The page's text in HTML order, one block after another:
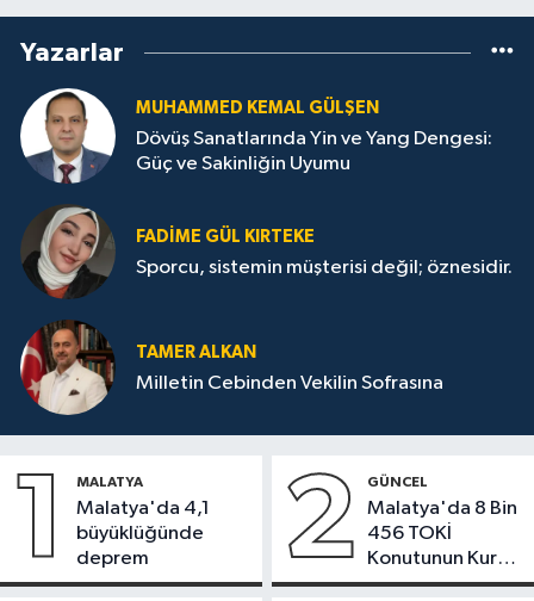
Yazarlar
MUHAMMED KEMAL GÜLŞEN
Dövüş Sanatlarında Yin ve Yang Dengesi:
Güç ve Sakinliğin Uyumu
FADIME GÜL KIRTEKE
Sporcu, sistemin müşterisi değil; öznesidir.
TAMER ALKAN
Milletin Cebinden Vekilin Sofrasına
1 MALATYA
Malatya'da 4,1
büyüklüğünde
deprem
2 GÜNCEL
Malatya'da 8 Bin
456 TOKİ
Konutunun Kurası
Bugün Çekiliyor